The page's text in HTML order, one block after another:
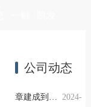
公司动态
章建成到杭钢外贸开展工作调研 2024-